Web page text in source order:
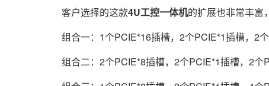
客户选择的这款4U工控一体机的扩展也非常丰富
组合一：1个PCIE*16插槽，2个PCIE*1插槽，2个
组合二：2个PCIE*8插槽，2个PCIE*1插槽，2个